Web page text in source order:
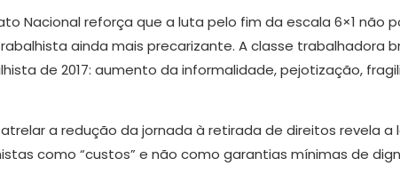
Nacional reforça que a luta pelo fim da escala 6×1
ainda mais precarizante. A classe trabalhadora
de 2017: aumento da informalidade, pejotização,
a redução da jornada à retirada de direitos revela
como “custos” e não como garantias mínimas de